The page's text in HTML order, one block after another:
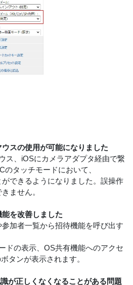
スの使用が可能になりました
ス、iOSにカメラアダプタ経由で繋
タッチモードにおいて、
できるようになりました。誤操作
ません。
能を改善しました
加者一覧から招待機能を呼び出す
ドの表示、OS共有機能へのアクセ
タンが表示されます。
が正しくなくなることがある問題